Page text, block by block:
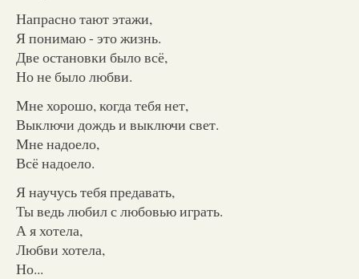
Напрасно тают этажи,
Я понимаю - это жизнь.
Две остановки было всё,
Но не было любви.
Мне хорошо, когда тебя нет,
Выключи дождь и выключи свет.
Мне надоело,
Всё надоело.
Я научусь тебя предавать,
Ты ведь любил с любовью играть.
А я хотела,
Любви хотела,
Но...